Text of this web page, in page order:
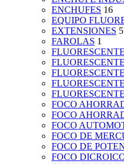
ENCHUFES 16
EQUIPO
EXTENSIONES
FAROLAS 1
FOCO
FOCO
FOCO
FOCO DE
FOCO DE
FOCO